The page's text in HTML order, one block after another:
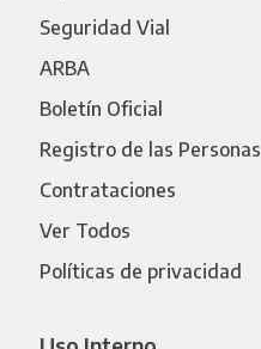
Seguridad Vial
ARBA
Boletín Oficial
Registro de las Personas
Contrataciones
Ver Todos
Políticas de privacidad